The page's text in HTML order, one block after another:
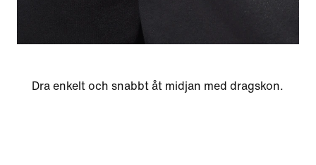
Dra enkelt och snabbt åt midjan med dragskon.